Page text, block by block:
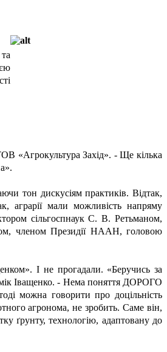
«Агрокультура Захід». - Ще кілька
тон дискусіям практиків. Відтак,
аграрії мали можливість напряму
сільгоспнаук С. В. Ретьманом,
членом Президії НААН, головою
І не прогадали. «Беручись за
Іващенко. - Нема поняття ДОРОГО
говорити про доцільність
агронома, не зробить. Саме він,
ґрунту, технологію, адаптовану до